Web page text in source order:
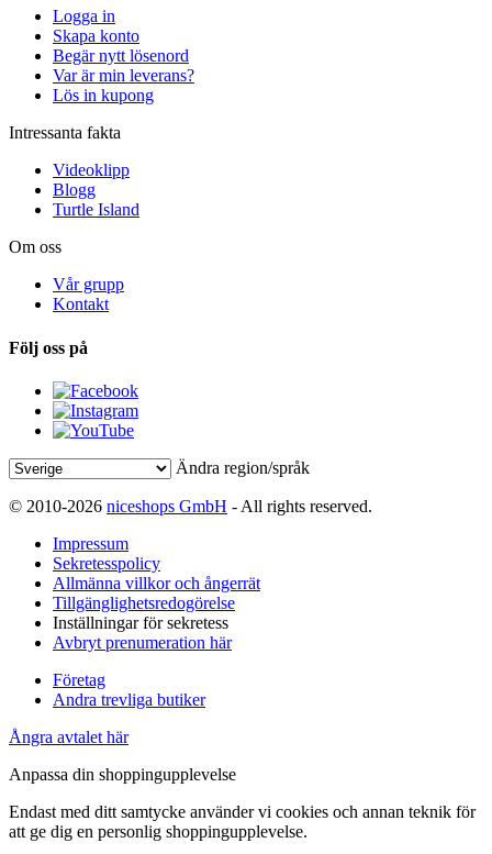
Logga in
Skapa konto
Begär nytt lösenord
Var är min leverans?
Lös in kupong
Intressanta fakta
Videoklipp
Blogg
Turtle Island
Om oss
Vår grupp
Kontakt
Följ oss på
Ändra region/språk
© 2010-2026 niceshops GmbH - All rights reserved.
Impressum
Sekretesspolicy
Allmänna villkor och ångerrät
Tillgänglighetsredogörelse
Inställningar för sekretess
Avbryt prenumeration här
Företag
Andra trevliga butiker
Ångra avtalet här
Anpassa din shoppingupplevelse
Endast med ditt samtycke använder vi cookies och annan teknik för
att ge dig en personlig shoppingupplevelse.